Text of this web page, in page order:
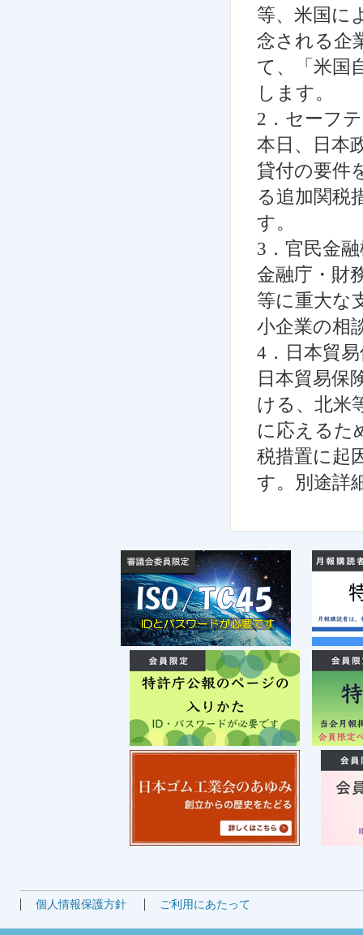
等、米国に
念される企
て、「米国
します。
2 ．セーフ
本日、日本
貸付の要件
る追加関税
す。
3 ．官民金
金融庁・財
等に重大な
小企業の相
4．日本貿
日本貿易保
ける、北米
に応えるた
税措置に起
す。別途詳
個人情報保護方針 ご利用にあたって